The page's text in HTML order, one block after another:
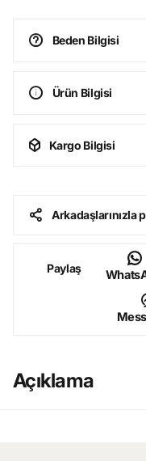
Beden Bilgisi
Ürün Bilgisi
Kargo Bilgisi
Arkadaşlarınızla
Paylaş
Açıklama